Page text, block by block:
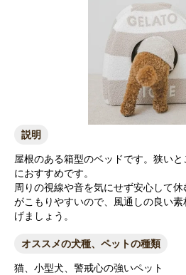
説明
屋根のある箱型のベッドです。狭い
におすすめです。
周りの視線や音を気にせず安心して
がこもりやすいので、風通しの良い
げましょう。
オススメの犬種、ペットの種類
猫、小型犬、警戒心の強いペット